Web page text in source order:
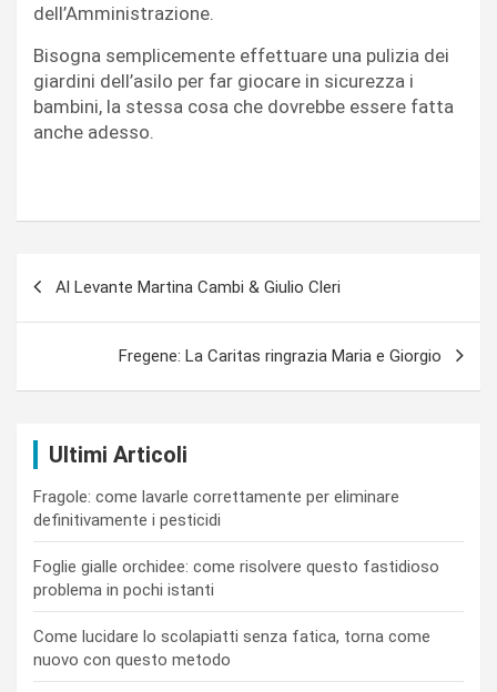
dell’Amministrazione.
Bisogna semplicemente effettuare una pulizia dei
giardini dell’asilo per far giocare in sicurezza i
bambini, la stessa cosa che dovrebbe essere fatta
anche adesso.
Al Levante Martina Cambi & Giulio Cleri
Fregene: La Caritas ringrazia Maria e Giorgio
Ultimi Articoli
Fragole: come lavarle correttamente per eliminare
definitivamente i pesticidi
Foglie gialle orchidee: come risolvere questo fastidioso
problema in pochi istanti
Come lucidare lo scolapiatti senza fatica, torna come
nuovo con questo metodo